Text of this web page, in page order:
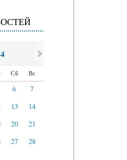
Сб Вс
6
7
13
14
20
21
27
28